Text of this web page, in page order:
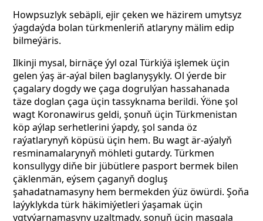
Howpsuzlyk sebäpli, ejir çeken we häzirem umytsyz
ýagdaýda bolan türkmenleriň atlaryny mälim edip
bilmeýäris.
Ilkinji mysal, birnäçe ýyl ozal Türkiýä işlemek üçin
gelen ýaş är-aýal bilen baglanyşykly. Ol ýerde bir
çagalary dogdy we çaga dogrulýan hassahanada
täze doglan çaga üçin tassyknama berildi. Ýöne şol
wagt Koronawirus geldi, şonuň üçin Türkmenistan
köp aýlap serhetlerini ýapdy, şol sanda öz
raýatlarynyň köpüsü üçin hem. Bu wagt är-aýalyň
resminamalarynyň möhleti gutardy. Türkmen
konsullygy diňe bir jübütlere pasport bermek bilen
çäklenmän, eýsem çaganyň dogluş
şahadatnamasyny hem bermekden ýüz öwürdi. Şoňa
laýyklykda türk häkimiýetleri ýaşamak üçin
ygtyýarnamasyny uzaltmady, şonuň üçin maşgala